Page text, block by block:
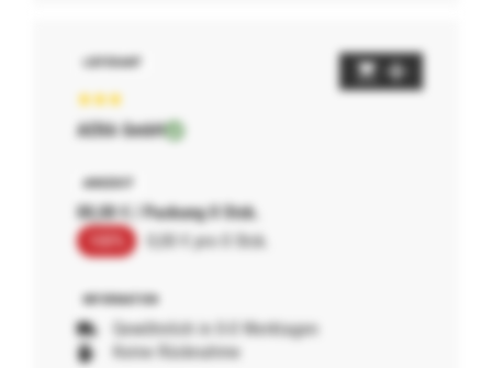
AERA GmbH
00,00 € / Packung 0 Stck.
0,00 € pro 0 Stck.
Gewöhnlich in 0-0 Werktagen
Keine Rücknahme